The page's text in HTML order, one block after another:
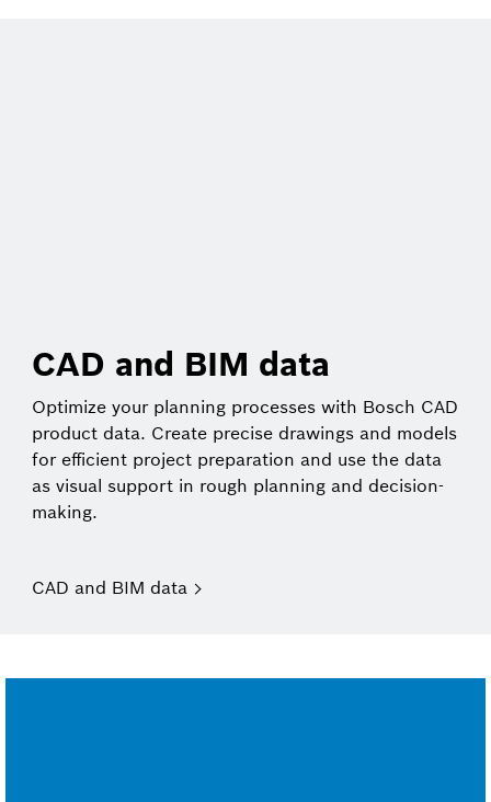
CAD and BIM data
Optimize your planning processes with Bosch CAD
product data. Create precise drawings and models
for efficient project preparation and use the data
as visual support in rough planning and decision-
making.
CAD and BIM data